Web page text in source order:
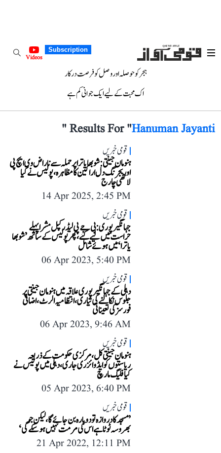
Subscription
Videos
ہجر کو حوصلہ اور وصل کو فرصت درکار
اک محبت کے لیے ایک جوانی کم ہے
Results For "Hanuman Jayanti
"
قومی خبریں
ہنومان جینتی: شوبھا یاترا پر حملہ سے ناراض وی ایچ پی
اور بجرنگ دل اراکین کا مظاہرہ، پولیس نے کیا
لاٹھی چارج
14 Apr 2025, 2:45 PM
قومی خبریں
جہانگیرپوری: بی جے پی لیڈر کپل مشرا پہلے
حراست میں لیے گئے، پھر پولیس کے ساتھ ’شوبھا
یاترا‘ میں ہوئے شامل
06 Apr 2023, 5:40 PM
قومی خبریں
دہلی کے جہانگیر پوری علاقہ میں ہنومان جینتی پر
جلوس نکالنے کی تیاری، انتظامیہ الرٹ، اضافی
فورسز کی تعیناتی
06 Apr 2023, 9:46 AM
قومی خبریں
ہنومان جینتی کل، مرکزی حکومت کے ذریعہ
ریاستوں کو ایڈوائزری جاری، دہلی میں پولیس نے
کیا فلیگ مارچ
05 Apr 2023, 6:40 PM
قومی خبریں
’مسجد کا دروازہ تو دوبارہ بن جائے گا، لیکن جو
بھروسہ ٹوٹا ہے اس کی مرمت نہیں ہو سکے گی‘
21 Apr 2022, 12:11 PM